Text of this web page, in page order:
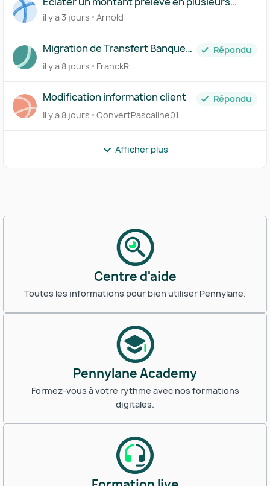
comptes via le Centre des règles
il y a 3 jours Arnold
Migration de Transfert Banque
vers Pennylane
Répondu
il y a 8 jours
FranckR
Modification information client
Répondu
il y a 8 jours
ConvertPascaline01
Afficher plus
Centre d'aide
Toutes les informations pour bien utiliser Pennylane.
Pennylane Academy
Formez-vous à votre rythme avec nos formations
digitales.